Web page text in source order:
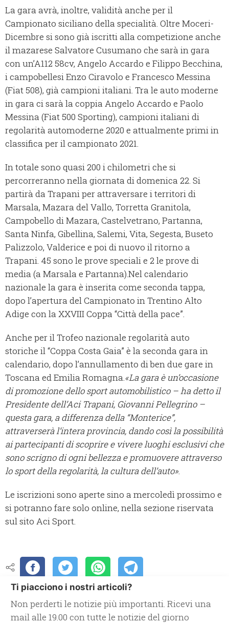
La gara avrà, inoltre, validità anche per il
Campionato siciliano della specialità. Oltre Moceri-
Dicembre si sono già iscritti alla competizione anche
il mazarese Salvatore Cusumano che sarà in gara
con un’A112 58cv, Angelo Accardo e Filippo Becchina,
i campobellesi Enzo Ciravolo e Francesco Messina
(Fiat 508), già campioni italiani. Tra le auto moderne
in gara ci sarà la coppia Angelo Accardo e Paolo
Messina (Fiat 500 Sporting), campioni italiani di
regolarità automoderne 2020 e attualmente primi in
classifica per il campionato 2021.
In totale sono quasi 200 i chilometri che si
percorreranno nella giornata di domenica 22. Si
partirà da Trapani per attraversare i territori di
Marsala, Mazara del Vallo, Torretta Granitola,
Campobello di Mazara, Castelvetrano, Partanna,
Santa Ninfa, Gibellina, Salemi, Vita, Segesta, Buseto
Palizzolo, Valderice e poi di nuovo il ritorno a
Trapani. 45 sono le prove speciali e 2 le prove di
media (a Marsala e Partanna).Nel calendario
nazionale la gara è inserita come seconda tappa,
dopo l’apertura del Campionato in Trentino Alto
Adige con la XXVIII Coppa “Città della pace”.
Anche per il Trofeo nazionale regolarità auto
storiche il “Coppa Costa Gaia” è la seconda gara in
calendario, dopo l’annullamento di ben due gare in
Toscana ed Emilia Romagna.«La gara è un’occasione
di promozione dello sport automobilistico – ha detto il
Presidente dell’Aci Trapani, Giovanni Pellegrino –
questa gara, a differenza della “Monterice”,
attraverserà l’intera provincia, dando così la possibilità
ai partecipanti di scoprire e vivere luoghi esclusivi che
sono scrigno di ogni bellezza e promuovere attraverso
lo sport della regolarità, la cultura dell’auto».
Le iscrizioni sono aperte sino a mercoledì prossimo e
si potranno fare solo online, nella sezione riservata
sul sito Aci Sport.
Ti piacciono i nostri articoli?
Non perderti le notizie più importanti. Ricevi una
mail alle 19.00 con tutte le notizie del giorno